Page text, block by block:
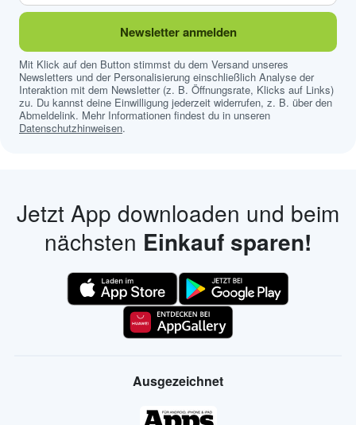
Newsletter anmelden
Mit Klick auf den Button stimmst du dem Versand unseres
Newsletters und der Personalisierung einschließlich Analyse der
Interaktion mit dem Newsletter (z. B. Öffnungsrate, Klicks auf Links)
zu. Du kannst deine Einwilligung jederzeit widerrufen, z. B. über den
Abmeldelink. Mehr Informationen findest du in unseren
Datenschutzhinweisen.
Jetzt App downloaden und beim
nächsten Einkauf sparen!
Ausgezeichnet